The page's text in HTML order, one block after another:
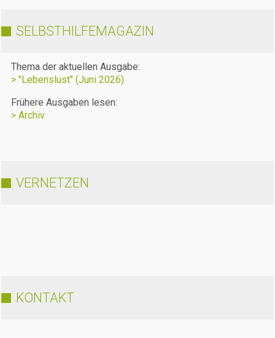
SELBSTHILFEMAGAZIN
Thema der aktuellen Ausgabe:
> "Lebenslust" (Juni 2026)
Frühere Ausgaben lesen:
> Archiv
VERNETZEN
KONTAKT